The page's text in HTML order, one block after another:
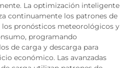
La optimización inteligente
continuamente los patrones de
los pronósticos meteorológicos y
programando
de carga y descarga para
económico. Las avanzadas